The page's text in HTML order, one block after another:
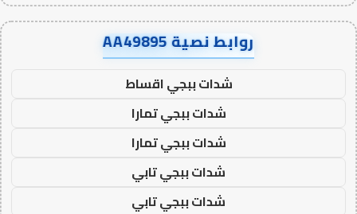
روابط نصية AA49895
شدات ببجي اقساط
شدات ببجي تمارا
شدات ببجي تمارا
شدات ببجي تابي
شدات ببجي تابي